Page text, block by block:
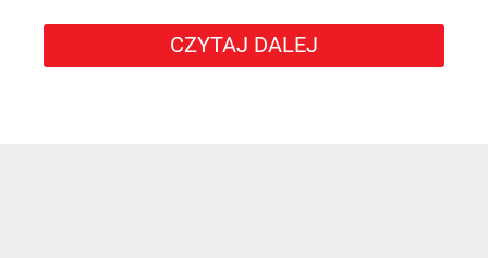
CZYTAJ DALEJ